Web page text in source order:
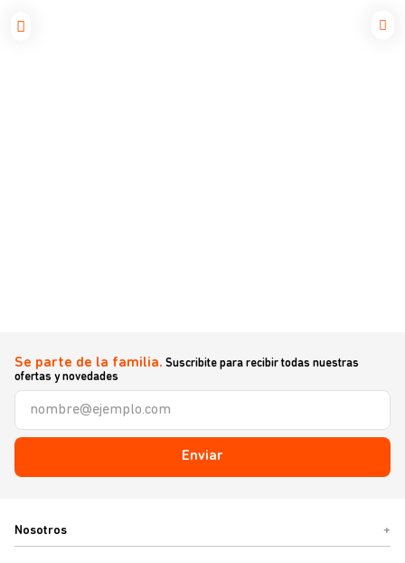
Se parte de la familia. Suscribite para recibir todas nuestras
ofertas y novedades
Enviar
Nosotros +